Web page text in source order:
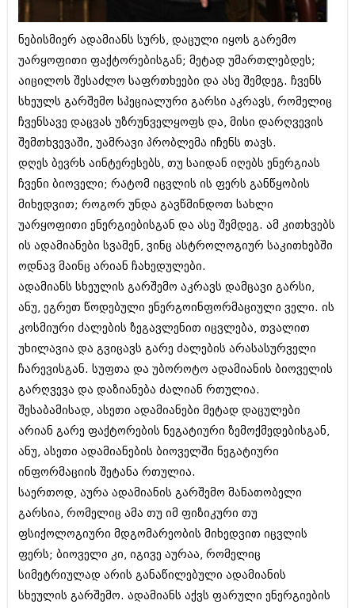
ავტორჩევები
ბელადები
ბიზნესსიახლეები
გვარები
თემიდას სასწორი
იუმორი
კალეიდოსკოპი
ჰოროსკოპი და შეუცნობელი
რომანი და დეტექტივი
სახალისო ამბები
შოუბიზნესი
დაიჯესტი
ქალი და მამაკაცი
ისტორია
სხვადასხვა
ანონსი
აგვისტო 2018 (162)
ივლისი 2018 (223)
ბიზნესსიახლეები
გვარები
თემიდას სასწორი
იუმორი
კალეიდოსკოპი
ჰოროსკოპი და შეუცნობელი
კრიმინალი
რომანი და დეტექტივი
სახალისო ამბები
შოუბიზნესი
დაიჯესტი
ქალი და მამაკაცი
სხვადასხვა
ანონსი
არქივი
ნოემბერი 2020 (103)
ოქტომბერი 2020 (209)
სექტემბერი 2020 (204)
აგვისტო 2020 (249)
ივლისი 2020 (204)
ივნისი 2020 (249)
ნებისმიერ ადამიანს სურს, დაცული იყოს გარემო
უარყოფითი ფაქტორებისგან; მეტად უმართლებდეს;
აიცილოს შესაძლო საფრთხეები და ასე შემდეგ. ჩვენს
სხეულს გარშემო სპეციალური გარსი აკრავს, რომელიც
ჩვენსავე დაცვას უზრუნველყოფს და, მისი დარღვევის
შემთხვევაში, უამრავი პრობლემა იჩენს თავს.
დღეს ბევრს აინტერესებს, თუ საიდან იღებს ენერგიას
ჩვენი ბიოველი; რატომ იცვლის ის ფერს განწყობის
მიხედვით; როგორ უნდა გავწმინდოთ სახლი
უარყოფითი ენერგიებისგან და ასე შემდეგ. ამ კითხვებს
ის ადამიანები სვამენ, ვინც ასტროლოგიურ საკითხებში
ოდნავ მაინც არიან ჩახედულები.
ადამიანს სხეულის გარშემო აკრავს დამცავი გარსი,
ანუ, ეგრეთ წოდებული ენერგოინფორმაციული ველი. ის
კოსმიური ძალების ზეგავლენით იცვლება, თვალით
უხილავია და გვიცავს გარე ძალების არასასურველი
ჩარევისგან. სუფთა და უბოროტო ადამიანის ბიოველის
გარღვევა და დაზიანება ძალიან რთულია.
შესაბამისად, ასეთი ადამიანები მეტად დაცულები
არიან გარე ფაქტორების ნეგატიური ზემოქმედებისგან,
ანუ, ასეთი ადამიანების ბიოველში ნეგატიური
ინფორმაციის შეტანა რთულია.
საერთოდ, აურა ადამიანის გარშემო მანათობელი
გარსია, რომელიც ამა თუ იმ ფიზიკური თუ
ფსიქოლოგიური მდგომარეობის მიხედვით იცვლის
ფერს; ბიოველი კი, იგივე აურაა, რომელიც
სიმეტრიულად არის განაწილებული ადამიანის
სხეულის გარშემო. ადამიანს აქვს ფარული ენერგიების